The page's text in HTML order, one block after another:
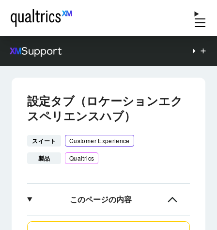
Support
設定タブ（ロケーションエク
スペリエンスハブ）
スイート Customer Experience
製品 Qualtrics
このページの内容
設定タブについて